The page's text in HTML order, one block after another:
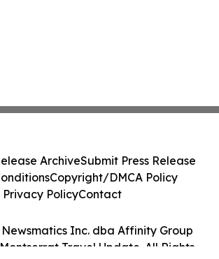
Inc. dba Affinity Group
Travel Update. All Rights
ArchiveSubmit Press Release
Copyright/DMCA Policy
Privacy PolicyContact